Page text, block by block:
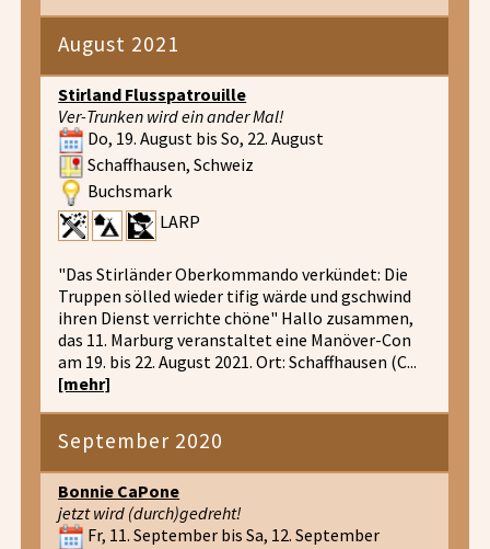
August 2021
Stirland Flusspatrouille
Ver-Trunken wird ein ander Mal!
Do, 19. August bis So, 22. August
Schaffhausen, Schweiz
Buchsmark
LARP
"Das Stirländer Oberkommando verkündet: Die
Truppen sölled wieder tifig wärde und gschwind
ihren Dienst verrichte chöne" Hallo zusammen,
das 11. Marburg veranstaltet eine Manöver-Con
am 19. bis 22. August 2021. Ort: Schaffhausen (C...
[mehr]
September 2020
Bonnie CaPone
jetzt wird (durch)gedreht!
Fr, 11. September bis Sa, 12. September